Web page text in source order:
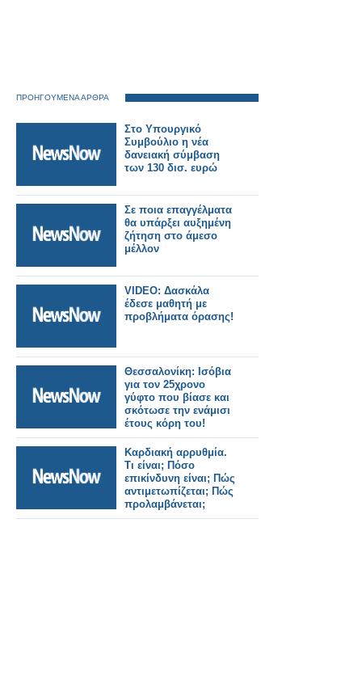
ΠΡΟΗΓΟΥΜΕΝΑ ΑΡΘΡΑ
Στο Υπουργικό
Συμβούλιο η νέα
δανειακή σύμβαση
των 130 δισ. ευρώ
Σε ποια επαγγέλματα
θα υπάρξει αυξημένη
ζήτηση στο άμεσο
μέλλον
VIDEO: Δασκάλα
έδεσε μαθητή με
προβλήματα όρασης!
Θεσσαλονίκη: Ισόβια
για τον 25χρονο
γύφτο που βίασε και
σκότωσε την ενάμισι
έτους κόρη του!
Καρδιακή αρρυθμία.
Τι είναι; Πόσο
επικίνδυνη είναι; Πώς
αντιμετωπίζεται; Πώς
προλαμβάνεται;